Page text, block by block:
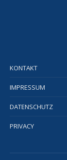
KONTAKT
IMPRESSUM
DATENSCHUTZ
PRIVACY